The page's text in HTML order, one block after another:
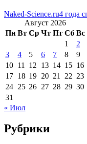
Naked-Science.ru4 года
Август 2026
Пн Вт Ср Чт Пт Сб Вс
1
2
3
4 5 6 7 8
9
10 11 12 13 14 15 16
17 18 19 20 21 22 23
24 25 26 27 28 29 30
31
« Июл
Рубрики